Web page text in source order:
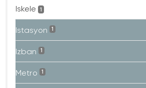
Iskele 1
Istasyon 1
Izban 1
Metro 1